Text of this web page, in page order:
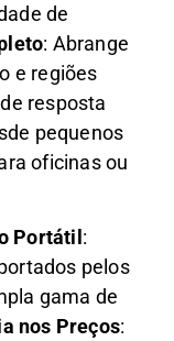
de
: Abrange
e regiões
resposta
pequenos
oficinas ou
Portátil :
pelos
gama de
nos Preços: